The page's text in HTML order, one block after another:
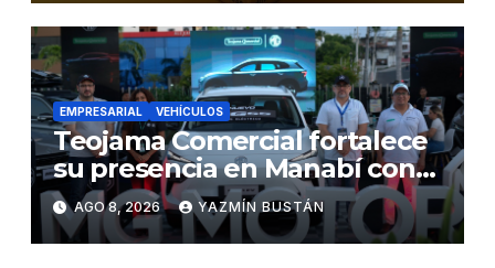
EMPRESARIAL VEHÍCULOS
Teojama Comercial fortalece
su presencia en Manabí con
una apuesta por la movilidad
híbrida y eléctrica durante
ExpoAuto del Pacífico 2026
AGO 8, 2026 YAZMÍN BUSTÁN